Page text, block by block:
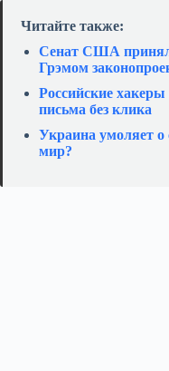
Читайте также:
Сенат США
Грэмом
Российские
письма без клика
Украина умоляет
мир?